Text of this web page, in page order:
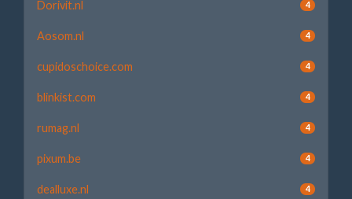
Dorivit.nl 4
Aosom.nl 4
cupidoschoice.com 4
blinkist.com 4
rumag.nl 4
pixum.be 4
dealluxe.nl 4